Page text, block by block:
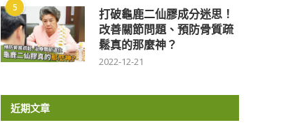
5
打破龜鹿二仙膠成分迷思！
改善關節問題、預防骨質疏
鬆真的那麼神？
2022-12-21
近期文章